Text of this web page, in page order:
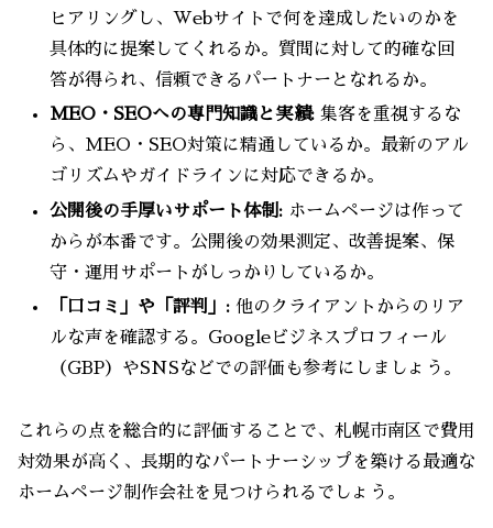
ヒアリングし、Webサイトで何を達成したいのかを
具体的に提案してくれるか。質問に対して的確な回
答が得られ、信頼できるパートナーとなれるか。
MEO・SEOへの専門知識と実績: 集客を重視するな
ら、MEO・SEO対策に精通しているか。最新のアル
ゴリズムやガイドラインに対応できるか。
公開後の手厚いサポート体制: ホームページは作って
からが本番です。公開後の効果測定、改善提案、保
守・運用サポートがしっかりしているか。
「口コミ」や「評判」: 他のクライアントからのリア
ルな声を確認する。Googleビジネスプロフィール
（GBP）やSNSなどでの評価も参考にしましょう。
これらの点を総合的に評価することで、札幌市南区で費用
対効果が高く、長期的なパートナーシップを築ける最適な
ホームページ制作会社を見つけられるでしょう。